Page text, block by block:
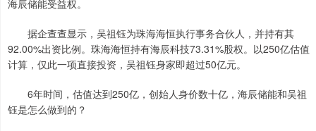
海辰储能受益权。
据企查查显示，吴祖钰为珠海海恒执行事务合伙人，并持有其
92.00%出资比例。珠海海恒持有海辰科技73.31%股权。以250亿估值
计算，仅此一项直接投资，吴祖钰身家即超过50亿元。
6年时间，估值达到250亿，创始人身价数十亿，海辰储能和吴祖
钰是怎么做到的？